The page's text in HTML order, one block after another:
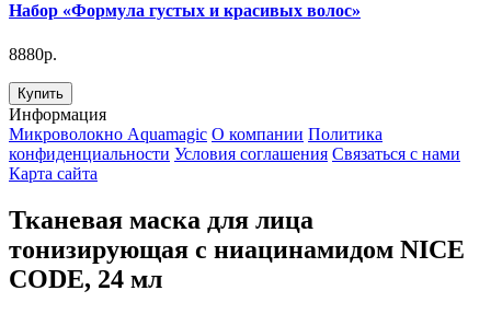
Набор «Формула густых и красивых волос»
8880р.
Купить
Информация
Микроволокно Aquamagic О компании Политика
конфиденциальности Условия соглашения Связаться с нами
Карта сайта
Тканевая маска для лица
тонизирующая с ниацинамидом NICE
CODE, 24 мл